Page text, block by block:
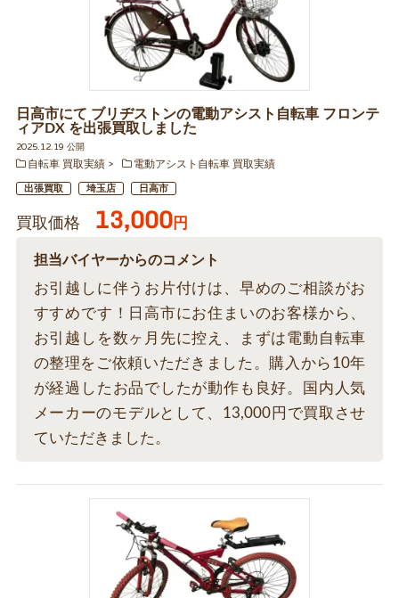
日高市にて ブリヂストンの電動アシスト自転車 フロンテ
ィアDX を出張買取しました
2025.12.19 公開
自転車 買取実績
電動アシスト自転車 買取実績
出張買取 埼玉店 日高市
買取価格 13,000円
担当バイヤーからのコメント
お引越しに伴うお片付けは、早めのご相談がお
すすめです！日高市にお住まいのお客様から、
お引越しを数ヶ月先に控え、まずは電動自転車
の整理をご依頼いただきました。購入から10年
が経過したお品でしたが動作も良好。国内人気
メーカーのモデルとして、13,000円で買取させ
ていただきました。